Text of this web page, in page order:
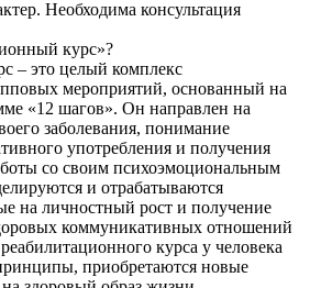
Необходима консультация
курс»?
– это целый комплекс
мероприятий, основанный на
«12 шагов». Он направлен на
заболевания, понимание
употребления и получения
со своим психоэмоциональным
и отрабатываются
на личностный рост и получение
коммуникативных отношений
курса у человека
приобретаются новые